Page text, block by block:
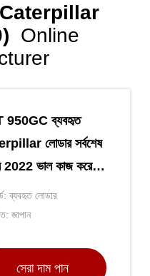
Online
950GC ব্যবহৃত
লোডার সর্বশেষ
2022 ভাল কাজ করে
প্রয়োজন হয় না
কীওয়ার্ড: ব্যবহৃত লোডার
উৎপত্তি: জাপান
সেরা দাম পান